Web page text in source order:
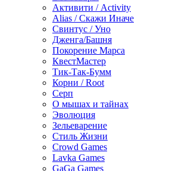
Активити / Activity
Alias / Скажи Иначе
Свинтус / Уно
Дженга/Башня
Покорение Марса
КвестМастер
Тик-Так-Бумм
Корни / Root
Серп
О мышах и тайнах
Эволюция
Зельеварение
Стиль Жизни
Crowd Games
Lavka Games
GaGa Games